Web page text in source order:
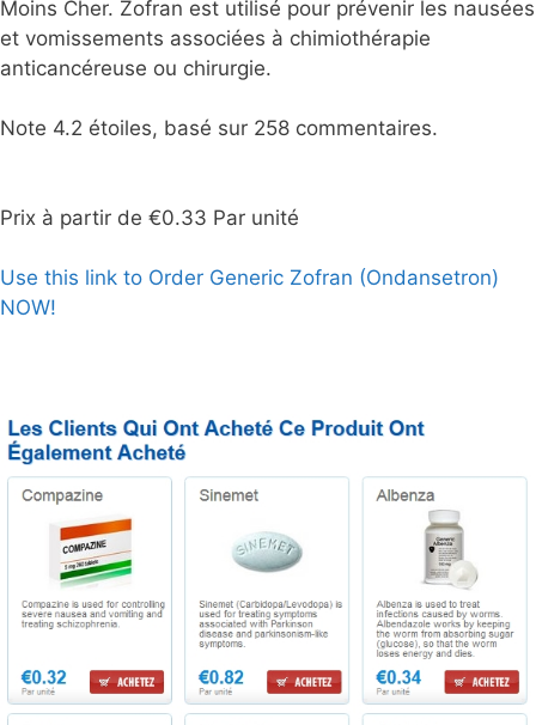
Moins Cher. Zofran est utilisé pour prévenir les nausées
et vomissements associées à chimiothérapie
anticancéreuse ou chirurgie.
Note 4.2 étoiles, basé sur 258 commentaires.
Prix à partir de €0.33 Par unité
Use this link to Order Generic Zofran (Ondansetron)
NOW!